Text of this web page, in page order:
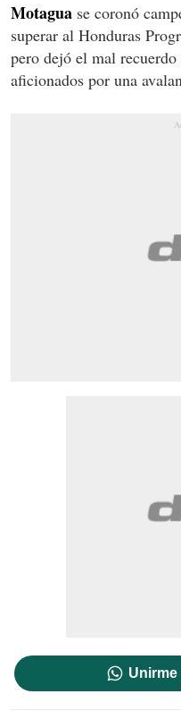
Motagua se coronó
superar al Honduras
pero dejó el mal
aficionados por una